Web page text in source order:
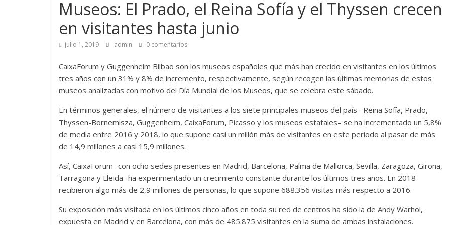
Museos: El Prado, el Reina Sofía y el Thyssen crecen
en visitantes hasta junio
julio 1, 2019 admin 0 comentarios
CaixaForum y Guggenheim Bilbao son los museos españoles que más han crecido en visitantes en los últimos
tres años con un 31% y 8% de incremento, respectivamente, según recogen las últimas memorias de estos
museos analizadas con motivo del Día Mundial de los Museos, que se celebra este sábado.
En términos generales, el número de visitantes a los siete principales museos del país –Reina Sofía, Prado,
Thyssen-Bornemisza, Guggenheim, CaixaForum, Picasso y los museos estatales– se ha incrementado un 5,8%
de media entre 2016 y 2018, lo que supone casi un millón más de visitantes en este periodo al pasar de más
de 14,9 millones a casi 15,9 millones.
Así, CaixaForum -con ocho sedes presentes en Madrid, Barcelona, Palma de Mallorca, Sevilla, Zaragoza, Girona,
Tarragona y Lleida- ha experimentado un crecimiento constante durante los últimos tres años. En 2018
recibieron algo más de 2,9 millones de personas, lo que supone 688.356 visitas más respecto a 2016.
Su exposición más visitada en los últimos cinco años en toda su red de centros ha sido la de Andy Warhol,
expuesta en Madrid y en Barcelona, con más de 485.875 visitantes en la suma de ambas instalaciones.